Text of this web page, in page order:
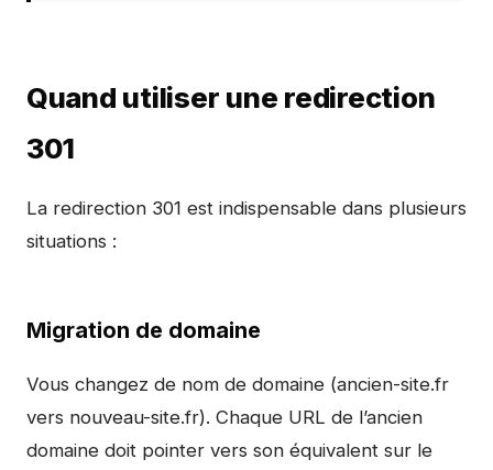
Quand utiliser une redirection
301
La redirection 301 est indispensable dans plusieurs
situations :
Migration de domaine
Vous changez de nom de domaine (ancien-site.fr
vers nouveau-site.fr). Chaque URL de l’ancien
domaine doit pointer vers son équivalent sur le